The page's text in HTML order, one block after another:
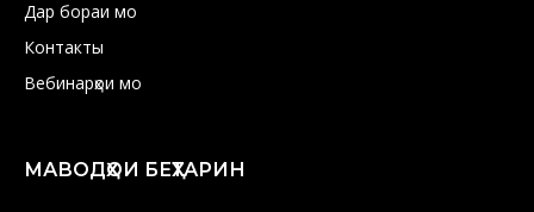
Дар бораи мо
Контакты
Вебинарҳои мо
МАВОДҲОИ БЕҲТАРИН